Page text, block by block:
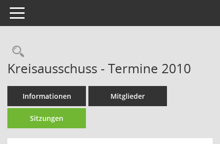
Toggle navigation
Rechercheauswahl
Kreisausschuss - Termine 2010
Informationen Mitglieder
Sitzungen